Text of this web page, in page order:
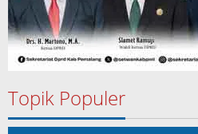
Topik Populer